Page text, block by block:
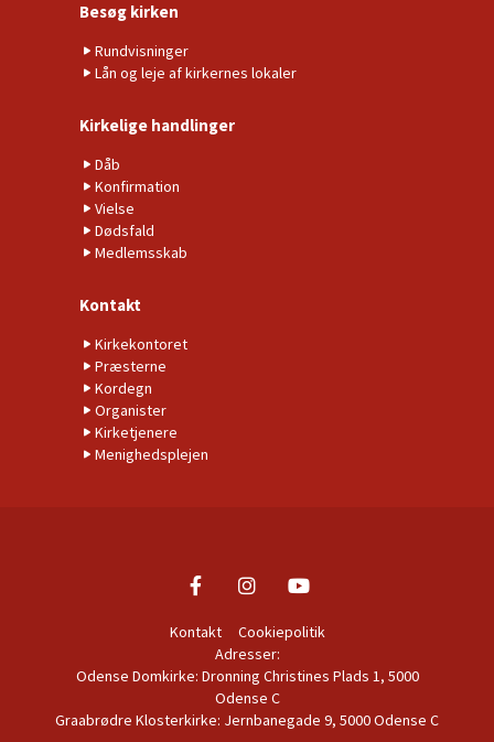
Besøg kirken
Rundvisninger
Lån og leje af kirkernes lokaler
Kirkelige handlinger
Dåb
Konfirmation
Vielse
Dødsfald
Medlemsskab
Kontakt
Kirkekontoret
Præsterne
Kordegn
Organister
Kirketjenere
Menighedsplejen
Kontakt
Cookiepolitik
Adresser:
Odense Domkirke: Dronning Christines Plads 1, 5000
Odense C
Graabrødre Klosterkirke: Jernbanegade 9, 5000 Odense C